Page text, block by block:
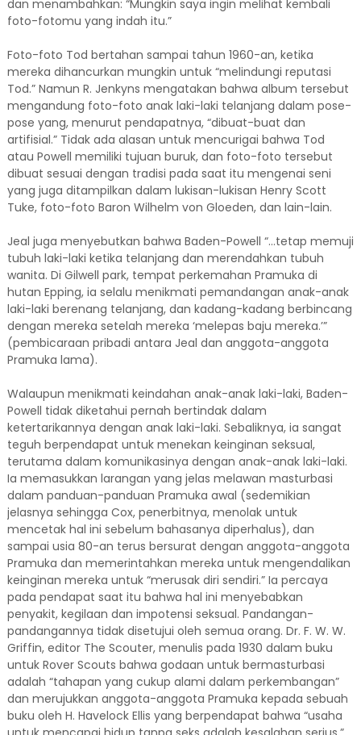
dan menambahkan: “Mungkin saya ingin melihat kembali
foto-fotomu yang indah itu.”
Foto-foto Tod bertahan sampai tahun 1960-an, ketika
mereka dihancurkan mungkin untuk “melindungi reputasi
Tod.” Namun R. Jenkyns mengatakan bahwa album tersebut
mengandung foto-foto anak laki-laki telanjang dalam pose-
pose yang, menurut pendapatnya, “dibuat-buat dan
artifisial.” Tidak ada alasan untuk mencurigai bahwa Tod
atau Powell memiliki tujuan buruk, dan foto-foto tersebut
dibuat sesuai dengan tradisi pada saat itu mengenai seni
yang juga ditampilkan dalam lukisan-lukisan Henry Scott
Tuke, foto-foto Baron Wilhelm von Gloeden, dan lain-lain.
Jeal juga menyebutkan bahwa Baden-Powell “…tetap memuji
tubuh laki-laki ketika telanjang dan merendahkan tubuh
wanita. Di Gilwell park, tempat perkemahan Pramuka di
hutan Epping, ia selalu menikmati pemandangan anak-anak
laki-laki berenang telanjang, dan kadang-kadang berbincang
dengan mereka setelah mereka ‘melepas baju mereka.’”
(pembicaraan pribadi antara Jeal dan anggota-anggota
Pramuka lama).
Walaupun menikmati keindahan anak-anak laki-laki, Baden-
Powell tidak diketahui pernah bertindak dalam
ketertarikannya dengan anak laki-laki. Sebaliknya, ia sangat
teguh berpendapat untuk menekan keinginan seksual,
terutama dalam komunikasinya dengan anak-anak laki-laki.
Ia memasukkan larangan yang jelas melawan masturbasi
dalam panduan-panduan Pramuka awal (sedemikian
jelasnya sehingga Cox, penerbitnya, menolak untuk
mencetak hal ini sebelum bahasanya diperhalus), dan
sampai usia 80-an terus bersurat dengan anggota-anggota
Pramuka dan memerintahkan mereka untuk mengendalikan
keinginan mereka untuk “merusak diri sendiri.” Ia percaya
pada pendapat saat itu bahwa hal ini menyebabkan
penyakit, kegilaan dan impotensi seksual. Pandangan-
pandangannya tidak disetujui oleh semua orang. Dr. F. W. W.
Griffin, editor The Scouter, menulis pada 1930 dalam buku
untuk Rover Scouts bahwa godaan untuk bermasturbasi
adalah “tahapan yang cukup alami dalam perkembangan”
dan merujukkan anggota-anggota Pramuka kepada sebuah
buku oleh H. Havelock Ellis yang berpendapat bahwa “usaha